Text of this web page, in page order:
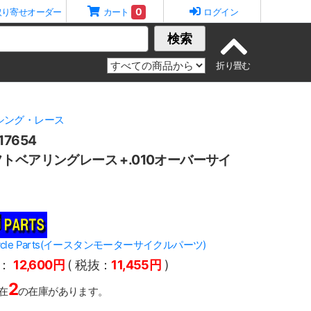
寄せオーダー カート 0 ログイン
検索
ング・レース
ベアリングレース +.010オーバーサイ
Parts(イースタンモーターサイクルパーツ)
12,600円 ( 税抜： 11,455円 )
2の在庫があります。